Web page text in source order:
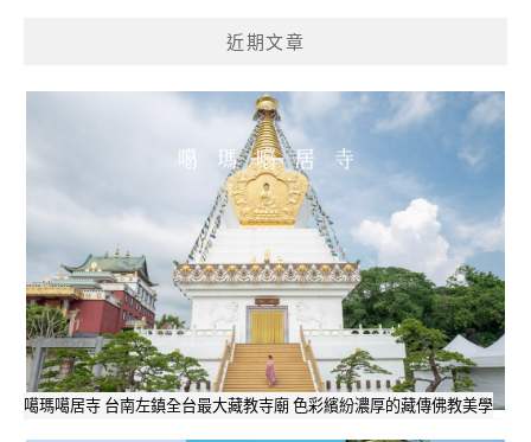
近期文章
噶瑪噶居寺 台南左鎮全台最大藏教寺廟 色彩繽紛濃厚的藏傳佛教美學